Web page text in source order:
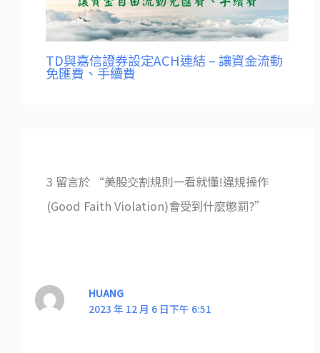
TD與嘉信證券設定ACH連結 – 讓資金流動
免匯費、手續費
3 留言於 “美股交割規則一看就懂!違規操作
(Good Faith Violation)會受到什麼懲罰?”
HUANG
2023 年 12 月 6 日下午 6:51